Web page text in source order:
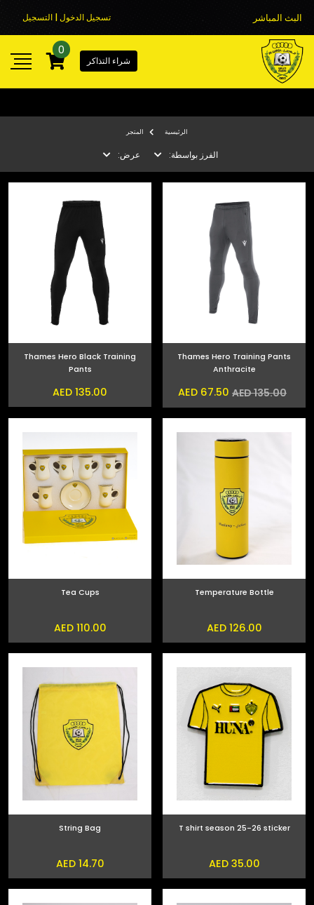
البث المباشر تسجيل الدخول | التسجيل
شراء التذاكر
0
الرئيسية المتجر
الفرز بواسطة: عرض:
Thames Hero Training Pants
Anthracite
AED 135.00
Thames Hero Black Training
Pants
AED 135.00
Temperature Bottle
AED 126.00
Tea Cups
AED 110.00
T shirt season 25-26 sticker
AED 35.00
String Bag
AED 14.70